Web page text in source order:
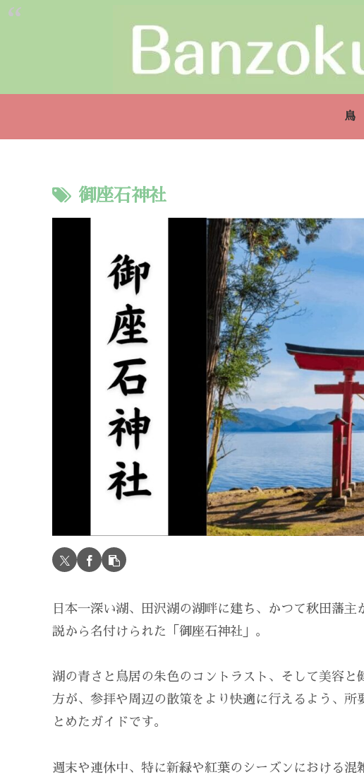
鳥
御座石神社
日本一深い湖、田沢湖の湖畔に建ち、かつて秋田藩
説から名付けられた「御座石神社」。
湖の青さと鳥居の朱色のコントラスト、そして美容
方が、参拝や周辺の散策をより快適に行えるよう、所
とめたガイドです。
週末や連休中、特に新緑や紅葉のシーズンにおける混